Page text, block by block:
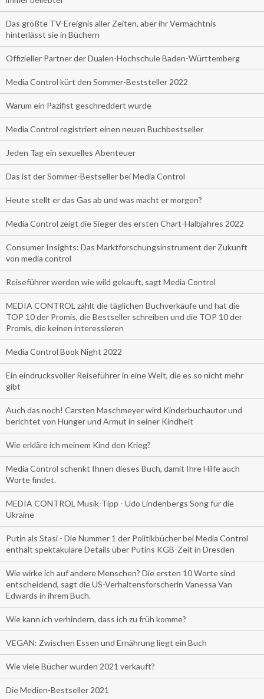
Das größte TV-Ereignis aller Zeiten, aber ihr Vermächtnis
hinterlässt sie in Büchern
Offizieller Partner der Dualen-Hochschule Baden-Württemberg
Media Control kürt den Sommer-Beststeller 2022
Warum ein Pazifist geschreddert wurde
Media Control registriert einen neuen Buchbestseller
Jeden Tag ein sexuelles Abenteuer
Das ist der Sommer-Bestseller bei Media Control
Heute stellt er das Gas ab und was macht er morgen?
Media Control zeigt die Sieger des ersten Chart-Halbjahres 2022
Consumer Insights: Das Marktforschungsinstrument der Zukunft
von media control
Reiseführer werden wie wild gekauft, sagt Media Control
MEDIA CONTROL zählt die täglichen Buchverkäufe und hat die
TOP 10 der Promis, die Bestseller schreiben und die TOP 10 der
Promis, die keinen interessieren
Media Control Book Night 2022
Ein eindrucksvoller Reiseführer in eine Welt, die es so nicht mehr
gibt
Auch das noch! Carsten Maschmeyer wird Kinderbuchautor und
berichtet von Hunger und Armut in seiner Kindheit
Wie erkläre ich meinem Kind den Krieg?
Media Control schenkt Ihnen dieses Buch, damit Ihre Hilfe auch
Worte findet.
MEDIA CONTROL Musik-Tipp - Udo Lindenbergs Song für die
Ukraine
Putin als Stasi - Die Nummer 1 der Politikbücher bei Media Control
enthält spektakuläre Details über Putins KGB-Zeit in Dresden
Wie wirke ich auf andere Menschen? Die ersten 10 Worte sind
entscheidend, sagt die US-Verhaltensforscherin Vanessa Van
Edwards in ihrem Buch.
Wie kann ich verhindern, dass ich zu früh komme?
VEGAN: Zwischen Essen und Ernährung liegt ein Buch
Wie viele Bücher wurden 2021 verkauft?
Die Medien-Bestseller 2021